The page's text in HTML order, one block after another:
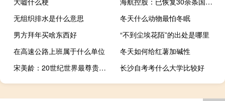
无组织排水是什么意思
冬天什么动物最怕冬眠
男方拜年买啥东西好
“不到尘埃花陌”的出处是哪里
在高速公路上班属于什么单位
冬天如何给红薯加碱性
宋美龄：20世纪世界最尊贵的夫人(2)
长沙自考考什么大学比较好